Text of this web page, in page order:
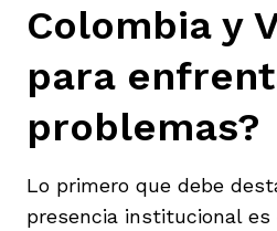
Colombia y
para
problemas?
Lo primero que debe
presencia institucional